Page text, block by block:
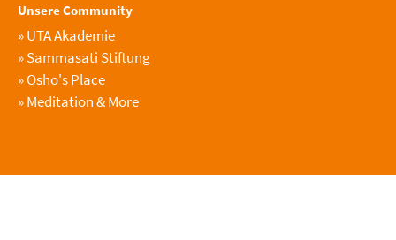
Unsere Community
»UTA Akademie
»Sammasati Stiftung
»Osho's Place
»Meditation & More